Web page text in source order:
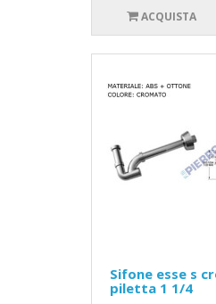
ACQUISTA
Sifone esse s
piletta 1 1/4